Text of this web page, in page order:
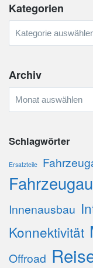
Kategorien
Kategorien
Archiv
Archiv
Schlagwörter
Ersatzteile
Innenausbau
Konnektivität
Offroad